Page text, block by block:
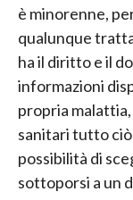
è minorenne,
qualunque
ha il diritto e il
informazioni
propria
sanitari tutto ciò
possibilità di
sottoporsi a un